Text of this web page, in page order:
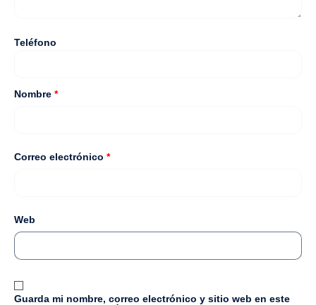
Teléfono
Nombre *
Correo electrónico *
Web
Guarda mi nombre, correo electrónico y sitio web en este